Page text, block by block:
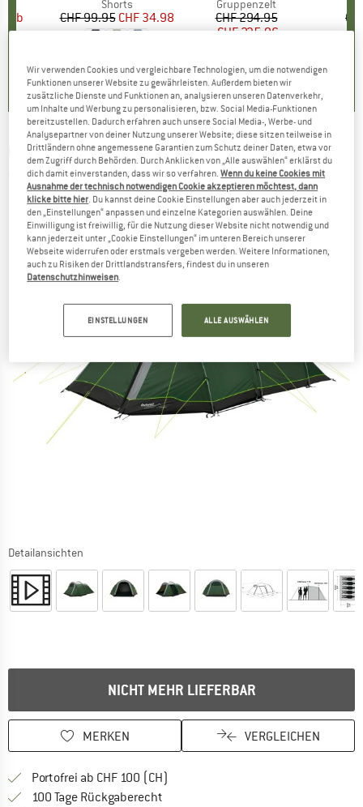
Preis
ab
Produktgruppe
Shorts
Preis
CHF 99.95 reduzierter Preis
CHF 34.98
Produktgruppe
Gruppenzelt
Preis
CHF 294.95reduzierter Preis
CHF 235.96
0.0(0)
OUTWELL -Earth 5 Plus - Gruppenzelt
(0)
Detailansichten
NICHT MEHR LIEFERBAR
MERKEN VERGLEICHEN
Portofrei ab CHF 100 (CH)
100 Tage Rückgaberecht
Wir verwenden Cookies und vergleichbare Technologien, um die notwendigen
Funktionen unserer Website zu gewährleisten. Außerdem bieten wir
zusätzliche Dienste und Funktionen an, analysieren unseren Datenverkehr,
um Inhalte und Werbung zu personalisieren, bzw. Social Media-Funktionen
bereitzustellen. Dadurch erfahren auch unsere Social Media-, Werbe- und
Analysepartner von deiner Nutzung unserer Website; diese sitzen teilweise in
Drittländern ohne angemessene Garantien zum Schutz deiner Daten, etwa vor
dem Zugriff durch Behörden. Durch Anklicken von „Alle auswählen“ erklärst du
dich damit einverstanden, dass wir so verfahren.Wenn du keine Cookies mit
Ausnahme der technisch notwendigen Cookie akzeptieren möchtest, dann
klicke bitte hier. Du kannst deine Cookie Einstellungen aber auch jederzeit in
den „Einstellungen“ anpassen und einzelne Kategorien auswählen. Deine
Einwilligung ist freiwillig, für die Nutzung dieser Website nicht notwendig und
kann jederzeit unter „Cookie Einstellungen“ im unteren Bereich unserer
Webseite widerrufen oder erstmals vergeben werden. Weitere Informationen,
auch zu Risiken der Drittlandstransfers, findest du in unseren
Datenschutzhinweisen.
EINSTELLUNGEN ALLE AUSWÄHLEN